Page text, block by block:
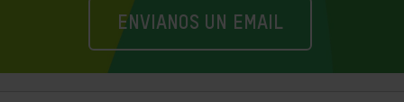
ENVIANOS UN EMAIL